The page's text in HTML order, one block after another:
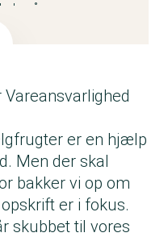
år.
600 danske
barn i
27. oktober – 3.
Tænk i
for
er en hjælp
Men der skal
bakker vi op om
er i fokus.
skubbet til vores